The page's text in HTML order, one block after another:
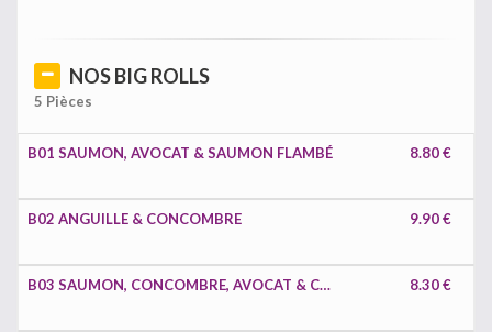
NOS BIG ROLLS
5 Pièces
B01 SAUMON, AVOCAT & SAUMON FLAMBÉ 8.80 €
B02 ANGUILLE & CONCOMBRE 9.90 €
B03 SAUMON, CONCOMBRE, AVOCAT & CHEESE 8.30 €